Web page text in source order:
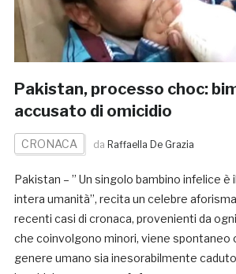
Pakistan, processo choc:
accusato di omicidio
CRONACA da Raffaella De Grazia
Pakistan – ” Un singolo bambino infelice è
intera umanità”, recita un celebre
recenti casi di cronaca, provenienti da
che coinvolgono minori, viene spontaneo
genere umano sia inesorabilmente